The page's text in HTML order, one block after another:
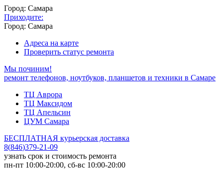
Город: Самара
Приходите:
Город: Самара
Адреса на карте
Проверить статус ремонта
Мы починим!
ремонт телефонов, ноутбуков, планшетов и техники в Самаре
ТЦ Аврора
ТЦ Максидом
ТЦ Апельсин
ЦУМ Самара
БЕСПЛАТНАЯ курьерская доставка
8(846)379-21-09
узнать срок и стоимость ремонта
пн-пт 10:00-20:00, сб-вс 10:00-20:00